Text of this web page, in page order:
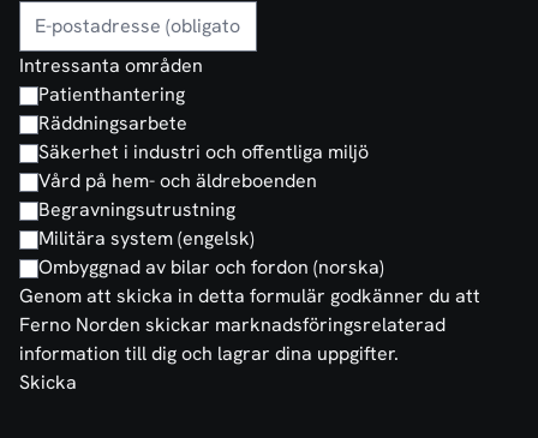
Intressanta områden
Patienthantering
Räddningsarbete
Säkerhet i industri och offentliga miljö
Vård på hem- och äldreboenden
Begravningsutrustning
Militära system (engelsk)
Ombyggnad av bilar och fordon (norska)
Genom att skicka in detta formulär godkänner du att
Ferno Norden skickar marknadsföringsrelaterad
information till dig och lagrar dina uppgifter.
Skicka